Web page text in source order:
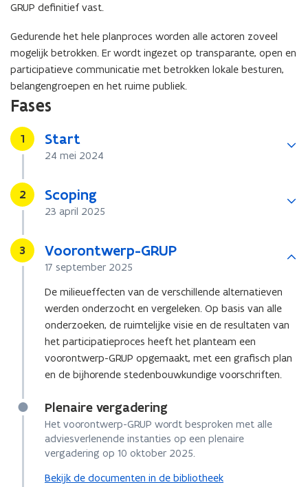
GRUP definitief vast.
Gedurende het hele planproces worden alle actoren zoveel
mogelijk betrokken. Er wordt ingezet op transparante, open en
participatieve communicatie met betrokken lokale besturen,
belangengroepen en het ruime publiek.
Fases
Stap
1 Start
24 mei 2024
Stap
2 Scoping
23 april 2025
Stap
3 Voorontwerp-GRUP
17 september 2025
De milieueffecten van de verschillende alternatieven
werden onderzocht en vergeleken. Op basis van alle
onderzoeken, de ruimtelijke visie en de resultaten van
het participatieproces heeft het planteam een
voorontwerp-GRUP opgemaakt, met een grafisch plan
en de bijhorende stedenbouwkundige voorschriften.
Plenaire vergadering
Het voorontwerp-GRUP wordt besproken met alle
adviesverlenende instanties op een plenaire
vergadering op 10 oktober 2025.
Bekijk de documenten in de bibliotheek